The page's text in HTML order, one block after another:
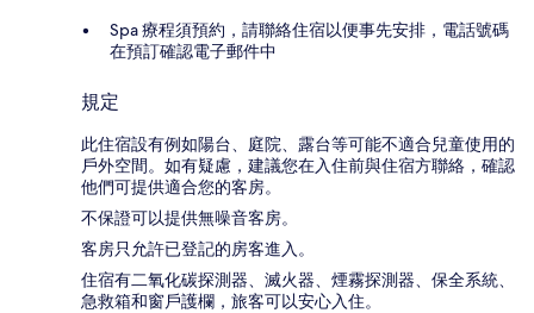
Spa 療程須預約，請聯絡住宿以便事先安排，電話號碼
在預訂確認電子郵件中
規定
此住宿設有例如陽台、庭院、露台等可能不適合兒童使用的
戶外空間。如有疑慮，建議您在入住前與住宿方聯絡，確認
他們可提供適合您的客房。
不保證可以提供無噪音客房。
客房只允許已登記的房客進入。
住宿有二氧化碳探測器、滅火器、煙霧探測器、保全系統、
急救箱和窗戶護欄，旅客可以安心入住。